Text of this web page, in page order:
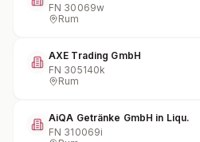
FN 30069w
Rum
AXE Trading GmbH
FN 305140k
Rum
AiQA Getränke GmbH in Liqu.
FN 310069i